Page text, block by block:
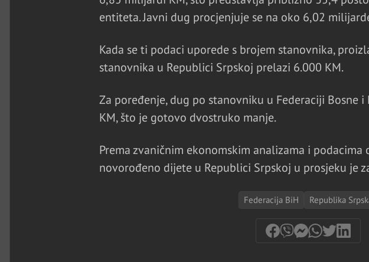
entiteta. Javni dug procjenjuje se na oko 6,02
Kada se ti podaci uporede s brojem stanovnika,
stanovnika u Republici Srpskoj prelazi 6.000 KM.
Za poređenje, dug po stanovniku u Federaciji Bosne
KM, što je gotovo dvostruko manje.
Prema zvaničnim ekonomskim analizama i podacima
novorođeno dijete u Republici Srpskoj u prosjeku je
Federacija BiH Republika